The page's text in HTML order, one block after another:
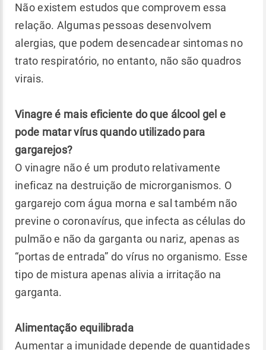
Não existem estudos que comprovem essa
relação. Algumas pessoas desenvolvem
alergias, que podem desencadear sintomas no
trato respiratório, no entanto, não são quadros
virais.
Vinagre é mais eficiente do que álcool gel e
pode matar vírus quando utilizado para
gargarejos?
O vinagre não é um produto relativamente
ineficaz na destruição de microrganismos. O
gargarejo com água morna e sal também não
previne o coronavírus, que infecta as células do
pulmão e não da garganta ou nariz, apenas as
“portas de entrada” do vírus no organismo. Esse
tipo de mistura apenas alivia a irritação na
garganta.
Alimentação equilibrada
Aumentar a imunidade depende de quantidades